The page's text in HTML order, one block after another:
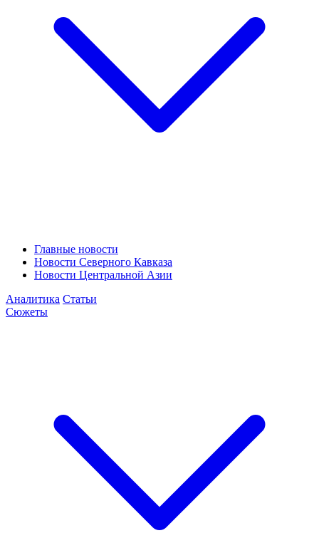
Главные новости
Новости Северного Кавказа
Новости Центральной Азии
Аналитика Статьи
Сюжеты